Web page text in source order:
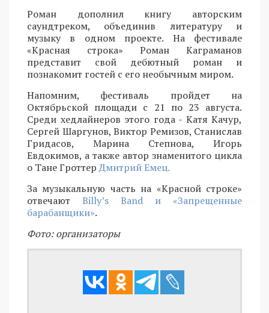
Роман дополнил книгу авторским
саундтреком, объединив литературу и
музыку в одном проекте. На фестивале
«Красная строка» Роман Каграманов
представит свой дебютный роман и
познакомит гостей с его необычным миром.
Напомним, фестиваль пройдет на
Октябрьской площади с 21 по 23 августа.
Среди хедлайнеров этого года - Катя Качур,
Сергей Шаргунов, Виктор Ремизов, Станислав
Гридасов, Марина Степнова, Игорь
Евдокимов, а также автор знаменитого цикла
о Тане ГроттерДмитрий Емец.
За музыкальную часть на «Красной строке»
отвечают Billy’s Band и «Запрещенные
барабанщики».
Фото: организаторы